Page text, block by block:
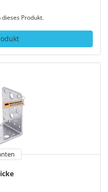
Produkt.